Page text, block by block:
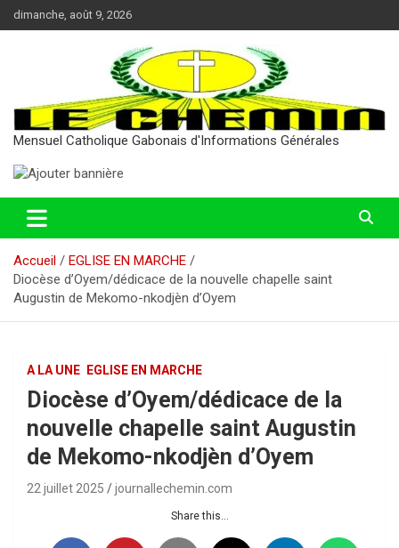
Aller
au
dimanche, août 9, 2026
Mensuel Catholique Gabonais d'Informations Générales
Accueil
EGLISE EN MARCHE
Diocèse d’Oyem/dédicace de la nouvelle chapelle saint
Augustin de Mekomo-nkodjèn d’Oyem
A LA UNE EGLISE EN MARCHE
Diocèse d’Oyem/dédicace de la
nouvelle chapelle saint Augustin
de Mekomo-nkodjèn d’Oyem
22 juillet 2025 journallechemin.com
Share this...